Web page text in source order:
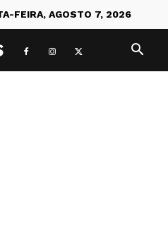
FEIRA, AGOSTO 7, 2026